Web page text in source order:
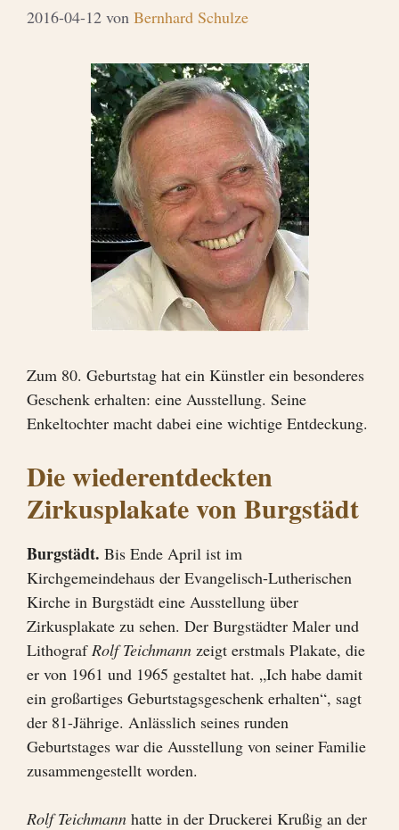
2016-04-12 von Bernhard Schulze
Zum 80. Geburtstag hat ein Künstler ein besonderes
Geschenk erhalten: eine Ausstellung. Seine
Enkeltochter macht dabei eine wichtige Entdeckung.
Die wiederentdeckten
Zirkusplakate von Burgstädt
Burgstädt. Bis Ende April ist im
Kirchgemeindehaus der Evangelisch-Lutherischen
Kirche in Burgstädt eine Ausstellung über
Zirkusplakate zu sehen. Der Burgstädter Maler und
LithografRolf Teichmann zeigt erstmals Plakate, die
er von 1961 und 1965 gestaltet hat. „Ich habe damit
ein großartiges Geburtstagsgeschenk erhalten“, sagt
der 81-Jährige. Anlässlich seines runden
Geburtstages war die Ausstellung von seiner Familie
zusammengestellt worden.
Rolf Teichmann hatte in der Druckerei Krußig an der